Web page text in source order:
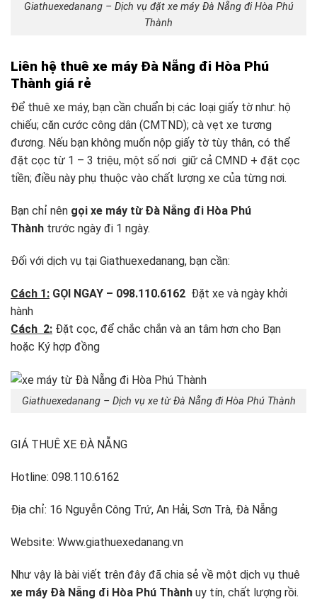
Giathuexedanang – Dịch vụ đặt xe máy Đà Nẵng đi Hòa Phú
Thành
Liên hệ thuê xe máy Đà Nẵng đi Hòa Phú
Thành giá rẻ
Để thuê xe máy, bạn cần chuẩn bị các loại giấy tờ như: hộ
chiếu; căn cước công dân (CMTND); cà vẹt xe tương
đương. Nếu bạn không muốn nộp giấy tờ tùy thân, có thể
đặt cọc từ 1 – 3 triệu, một số nơi giữ cả CMND + đặt cọc
tiền; điều này phụ thuộc vào chất lượng xe của từng nơi.
Bạn chỉ nên gọi xe máy từ Đà Nẵng đi Hòa Phú
Thành trước ngày đi 1 ngày.
Đối với dịch vụ tại Giathuexedanang, bạn cần:
Cách 1: GỌI NGAY – 098.110.6162 Đặt xe và ngày khởi
hành
Cách 2: Đặt cọc, để chắc chắn và an tâm hơn cho Bạn
hoặc Ký hợp đồng
Giathuexedanang – Dịch vụ xe từ Đà Nẵng đi Hòa Phú Thành
GIÁ THUÊ XE ĐÀ NẴNG
Hotline: 098.110.6162
Địa chỉ: 16 Nguyễn Công Trứ, An Hải, Sơn Trà, Đà Nẵng
Website: Www.giathuexedanang.vn
Như vậy là bài viết trên đây đã chia sẻ về một dịch vụ thuê
xe máy Đà Nẵng đi Hòa Phú Thành uy tín, chất lượng rồi.